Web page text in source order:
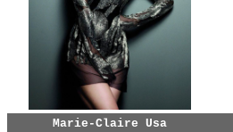
Marie-Claire Usa